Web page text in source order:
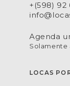
+(598) 92
Agenda
Solamente
LOCAS